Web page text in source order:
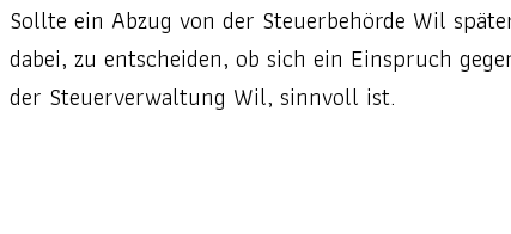
Sollte ein Abzug von der Steuerbehörde Wil
dabei, zu entscheiden, ob sich ein Einspruch
der Steuerverwaltung Wil, sinnvoll ist.